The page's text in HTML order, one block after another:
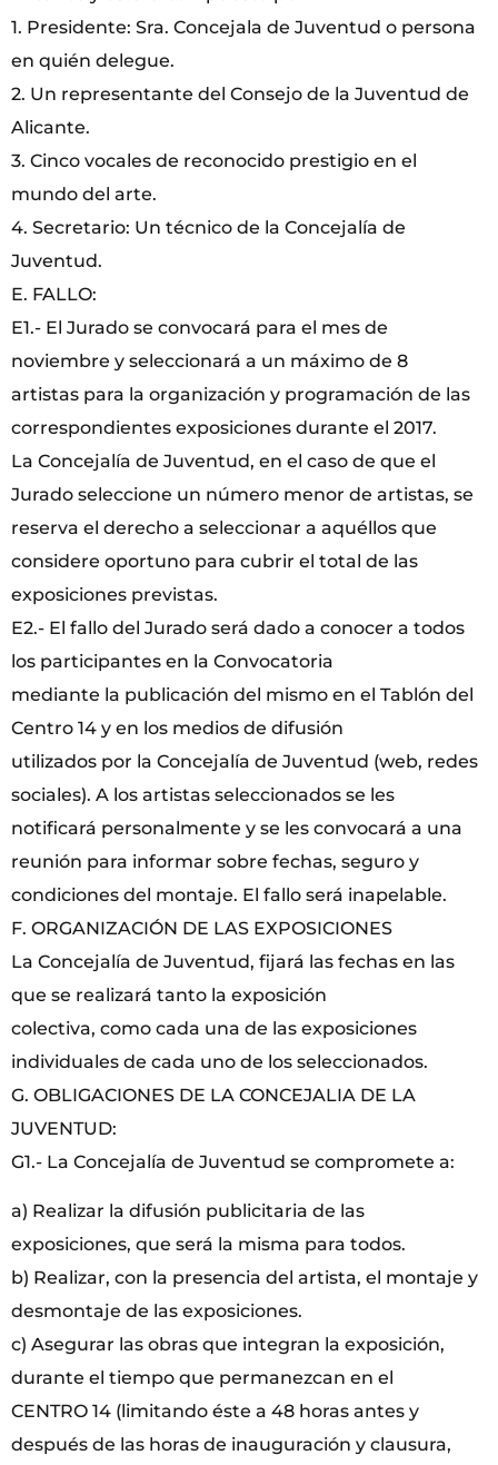
1. Presidente: Sra. Concejala de Juventud o persona
en quién delegue.
2. Un representante del Consejo de la Juventud de
Alicante.
3. Cinco vocales de reconocido prestigio en el
mundo del arte.
4. Secretario: Un técnico de la Concejalía de
Juventud.
E. FALLO:
E1.- El Jurado se convocará para el mes de
noviembre y seleccionará a un máximo de 8
artistas para la organización y programación de las
correspondientes exposiciones durante el 2017.
La Concejalía de Juventud, en el caso de que el
Jurado seleccione un número menor de artistas, se
reserva el derecho a seleccionar a aquéllos que
considere oportuno para cubrir el total de las
exposiciones previstas.
E2.- El fallo del Jurado será dado a conocer a todos
los participantes en la Convocatoria
mediante la publicación del mismo en el Tablón del
Centro 14 y en los medios de difusión
utilizados por la Concejalía de Juventud (web, redes
sociales). A los artistas seleccionados se les
notificará personalmente y se les convocará a una
reunión para informar sobre fechas, seguro y
condiciones del montaje. El fallo será inapelable.
F. ORGANIZACIÓN DE LAS EXPOSICIONES
La Concejalía de Juventud, fijará las fechas en las
que se realizará tanto la exposición
colectiva, como cada una de las exposiciones
individuales de cada uno de los seleccionados.
G. OBLIGACIONES DE LA CONCEJALIA DE LA
JUVENTUD:
G1.- La Concejalía de Juventud se compromete a:
a) Realizar la difusión publicitaria de las
exposiciones, que será la misma para todos.
b) Realizar, con la presencia del artista, el montaje y
desmontaje de las exposiciones.
c) Asegurar las obras que integran la exposición,
durante el tiempo que permanezcan en el
CENTRO 14 (limitando éste a 48 horas antes y
después de las horas de inauguración y clausura,